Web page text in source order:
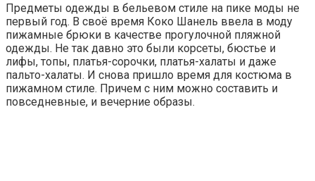
Предметы одежды в бельевом стиле на пике моды не
первый год. В своё время Коко Шанель ввела в моду
пижамные брюки в качестве прогулочной пляжной
одежды. Не так давно это были корсеты, бюстье и
лифы, топы, платья-сорочки, платья-халаты и даже
пальто-халаты. И снова пришло время для костюма в
пижамном стиле. Причем с ним можно составить и
повседневные, и вечерние образы.